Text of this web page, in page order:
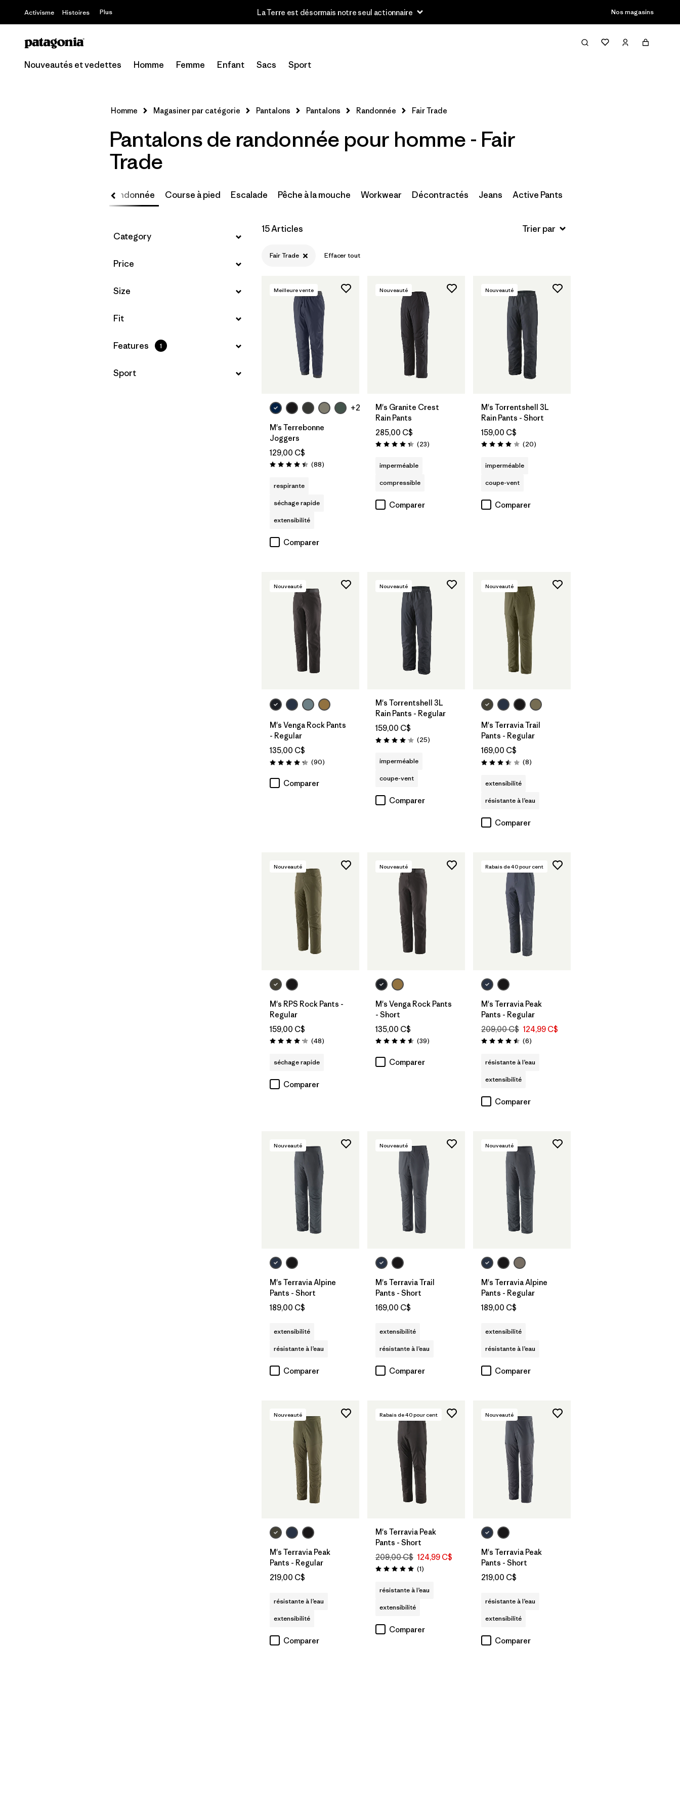
Activisme Histoires Plus Lire notre Rapport d’avancement Nos magasins
Nouveautés et vedettes Homme Femme Enfant Sacs Sport
Filter & Sort
Homme Magasiner par catégorie Pantalons Pantalons Randonnée Fair Trade
Pantalons de randonnée pour homme - Fair
Trade
Randonnée Course à pied Escalade Pêche à la mouche Workwear Décontractés Jeans Active Pants
Filtrer par
Category
Filtrer par
Price
Filtrer par
Size
Filtrer par
Fit
Filtrer par
Features 1
Filtrer par
Sport
15 Articles
Fair Trade Effacer tout
Meilleure vente
+2
M's Terrebonne
Joggers
129,00 C$
Évaluation: 4.4 / 5
(88Avis
)
respirante
séchage rapide
extensibilité
Comparer
Nouveauté
M's Granite Crest
Rain Pants
285,00 C$
Évaluation: 4.3 / 5
(23Avis
)
imperméable
compressible
Comparer
Nouveauté
M's Torrentshell 3L
Rain Pants - Short
159,00 C$
Évaluation: 4.0 / 5
(20Avis
)
imperméable
coupe-vent
Comparer
Nouveauté
M's Venga Rock Pants
- Regular
135,00 C$
Évaluation: 4.3 / 5
(90Avis
)
Comparer
Nouveauté
M's Torrentshell 3L
Rain Pants - Regular
159,00 C$
Évaluation: 4.1 / 5
(25Avis
)
imperméable
coupe-vent
Comparer
Nouveauté
M's Terravia Trail
Pants - Regular
169,00 C$
Évaluation: 3.5 / 5
(8Avis
)
extensibilité
résistante à l’eau
Comparer
Nouveauté
M's RPS Rock Pants -
Regular
159,00 C$
Évaluation: 4.2 / 5
(48Avis
)
séchage rapide
Comparer
Nouveauté
M's Venga Rock Pants
- Short
135,00 C$
Évaluation: 4.6 / 5
(39Avis
)
Comparer
Rabais de40pour cent
M's Terravia Peak
Pants - Regular
209,00 C$ 124,99 C$
Évaluation: 4.5 / 5
(6Avis
)
résistante à l’eau
extensibilité
Comparer
Nouveauté
M's Terravia Alpine
Pants - Short
189,00 C$
extensibilité
résistante à l’eau
Comparer
Nouveauté
M's Terravia Trail
Pants - Short
169,00 C$
extensibilité
résistante à l’eau
Comparer
Nouveauté
M's Terravia Alpine
Pants - Regular
189,00 C$
extensibilité
résistante à l’eau
Comparer
Nouveauté
M's Terravia Peak
Pants - Regular
219,00 C$
résistante à l’eau
extensibilité
Comparer
Rabais de40pour cent
M's Terravia Peak
Pants - Short
209,00 C$ 124,99 C$
Évaluation: 5.0 / 5
(1Avis
)
résistante à l’eau
extensibilité
Comparer
Nouveauté
M's Terravia Peak
Pants - Short
219,00 C$
résistante à l’eau
extensibilité
Comparer